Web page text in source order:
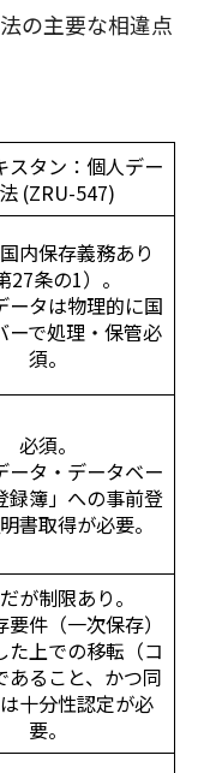
の主要な相違点
スタン：個人デー
(ZRU-547)
内保存義務あり
27条の1）。
ータは物理的に国
ーで処理・保管必
須。
必須。
ータ・データベー
録簿」への事前登
書取得が必要。
が制限あり。
件（一次保存）
た上での移転（コ
あること、かつ同
十分性認定が必
要。